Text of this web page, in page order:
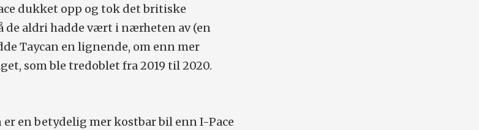
dukket opp og tok det britiske
aldri hadde vært i nærheten av (en
Taycan en lignende, om enn mer
som ble tredoblet fra 2019 til 2020.
er en betydelig mer kostbar bil enn I-Pace